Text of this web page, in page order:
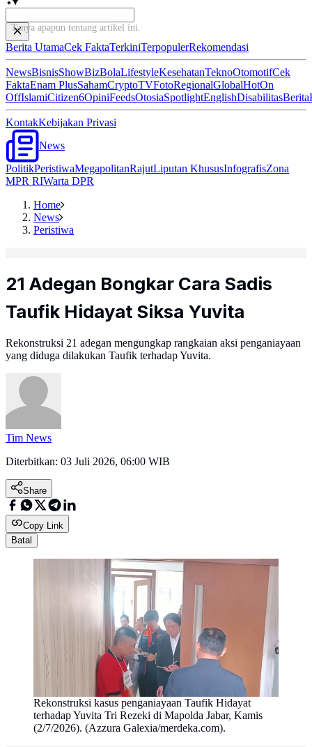
Tanya apapun tentang artik
Berita UtamaCek FaktaTerkiniTerpopulerRekomendasi
NewsBisnisShowBizBolaLifestyleKesehatanTeknoOtomotifCek
FaktaEnam PlusSahamCryptoTVFotoRegionalGlobalHotOn
OffIslamiCitizen6OpiniFeedsOtosiaSpotlightEnglishDisabilitasBerita
KontakKebijakan Privasi
News
PolitikPeristiwaMegapolitanRajutLiputan KhususInfografisZona
MPR RIWarta DPR
Home
News
Peristiwa
21 Adegan Bongkar Cara Sadis
Taufik Hidayat Siksa Yuvita
Rekonstruksi 21 adegan mengungkap rangkaian aksi penganiayaan
yang diduga dilakukan Taufik terhadap Yuvita.
Tim News
Diterbitkan: 03 Juli 2026, 06:00 WIB
Share
Copy Link
Batal
Rekonstruksi kasus penganiayaan Taufik Hidayat
terhadap Yuvita Tri Rezeki di Mapolda Jabar, Kamis
(2/7/2026). (Azzura Galexia/merdeka.com).